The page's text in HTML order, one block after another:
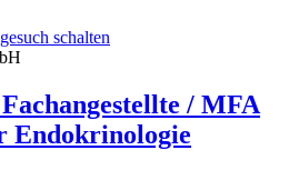
schalten
/ MFA
Endokrinologie